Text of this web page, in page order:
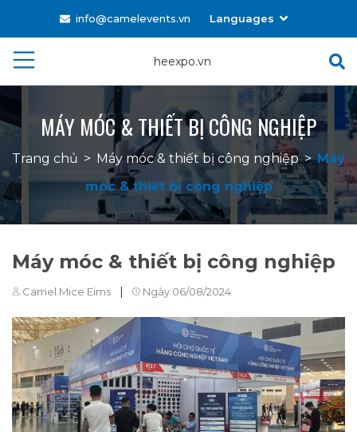
info@camelevents.vn Languages
heexpo.vn
MÁY MÓC & THIẾT BỊ CÔNG NGHIỆP
Trang chủ > Máy móc & thiết bị công nghiệp > Máy
móc & thiết bị công nghiệp
Máy móc & thiết bị công nghiệp
Camel.Mice Eims | Ngày 06/08/2024